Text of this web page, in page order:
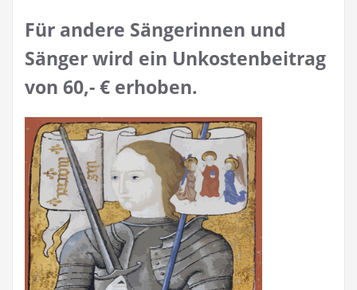
Für andere Sängerinnen und
Sänger wird ein Unkostenbeitrag
von 60,- € erhoben.